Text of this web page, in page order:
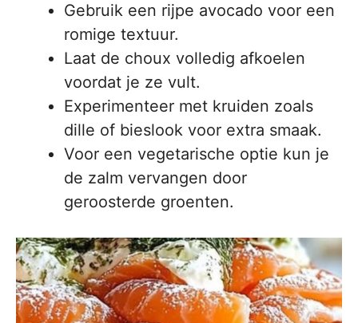
Gebruik een rijpe avocado voor een
romige textuur.
Laat de choux volledig afkoelen
voordat je ze vult.
Experimenteer met kruiden zoals
dille of bieslook voor extra smaak.
Voor een vegetarische optie kun je
de zalm vervangen door
geroosterde groenten.